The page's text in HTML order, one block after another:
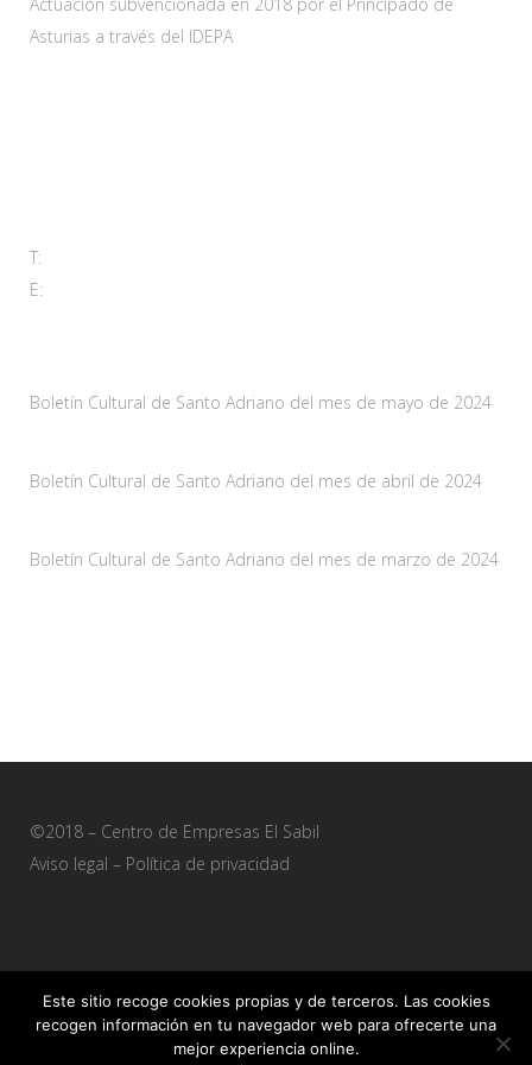
Asturias a través del IDEPA
T:
E:
Boletín Cultural de Santo Adriano del mes de mayo de 2024
Boletín Cultural de Santo Adriano del mes de abril de 2024
Boletín Cultural de Santo Adriano del mes de marzo de 2024
©2018 – Centro de Empresas El Sabil
Aviso legal – Política de privacidad
Sitio web desarrollado por +QueGusto S.C.
Este sitio recoge cookies propias y de terceros. Las cookies
recogen información en tu navegador web para ofrecerte una
mejor experiencia online.